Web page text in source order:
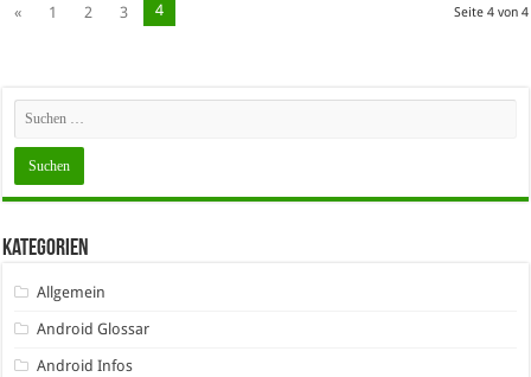
Seite 4 von 4
« 1 2 3 4
Kategorien
Allgemein
Android Glossar
Android Infos